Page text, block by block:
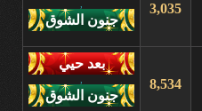
3,035
8,534